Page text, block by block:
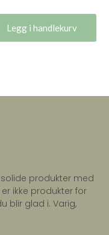
Legg i handlekurv
produkter med
ikke produkter for
blir glad i. Varig,